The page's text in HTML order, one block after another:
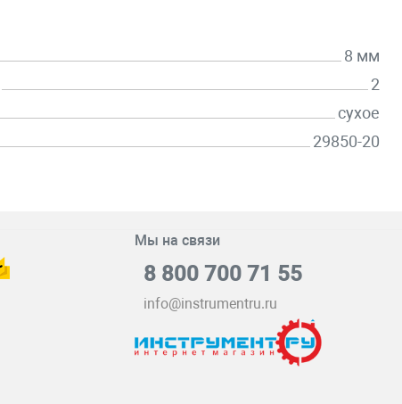
8 мм
2
сухое
29850-20
Мы на связи
8 800 700 71 55
info@instrumentru.ru